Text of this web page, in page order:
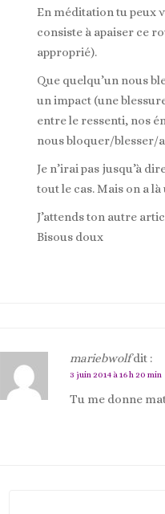
En méditation tu peux
consiste à apaiser ce
approprié).
Que quelqu’un nous
un impact (une
entre le ressenti, nos
nous bloquer/blesser/
Je n’irai pas jusqu’à
tout le cas. Mais on a
J’attends ton autre
Bisous doux
mariebwolfdit :
3 juin 2014 à 16 h 20 min
Tu me donne